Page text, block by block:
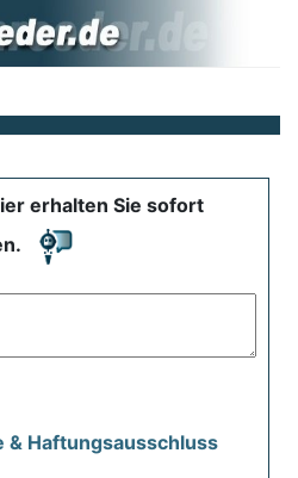
erhalten Sie sofort
Haftungsausschluss